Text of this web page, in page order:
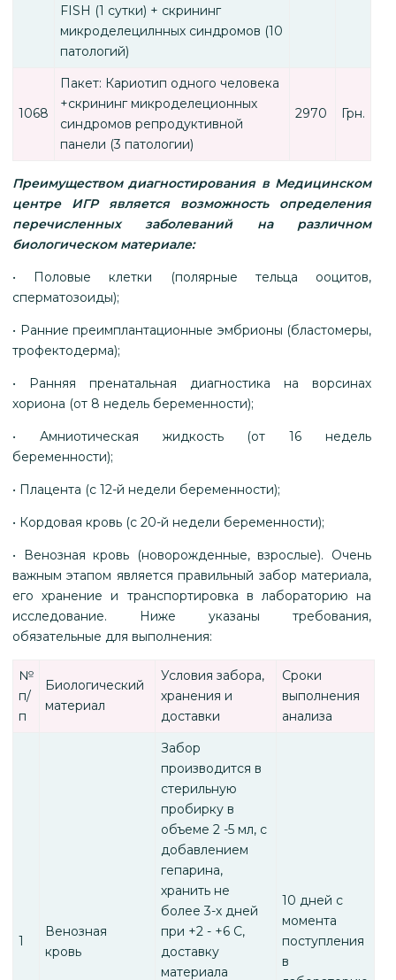
FISH (1 сутки) + скрининг
микроделецилнных синдромов (10
патологий)
1068
Пакет: Кариотип одного человека
+скрининг микроделеционных
синдромов репродуктивной
панели (3 патологии)
2970 Грн.
Преимуществом диагностирования в Медицинском
центре ИГР является возможность определения
перечисленных заболеваний на различном
биологическом материале:
• Половые клетки (полярные тельца ооцитов,
сперматозоиды);
• Ранние преимплантационные эмбрионы (бластомеры,
трофектодерма);
• Ранняя пренатальная диагностика на ворсинах
хориона (от 8 недель беременности);
• Амниотическая жидкость (от 16 недель
беременности);
• Плацента (с 12-й недели беременности);
• Кордовая кровь (с 20-й недели беременности);
• Венозная кровь (новорожденные, взрослые). Очень
важным этапом является правильный забор материала,
его хранение и транспортировка в лабораторию на
исследование. Ниже указаны требования,
обязательные для выполнения:
№
п/
п
Биологический
материал
Условия забора,
хранения и
доставки
Сроки
выполнения
анализа
1
Венозная
кровь
Забор
производится в
стерильную
пробирку в
объеме 2 -5 мл, с
добавлением
гепарина,
хранить не
более 3-х дней
при +2 - +6 С,
доставку
материала
10 дней с
момента
поступления
в